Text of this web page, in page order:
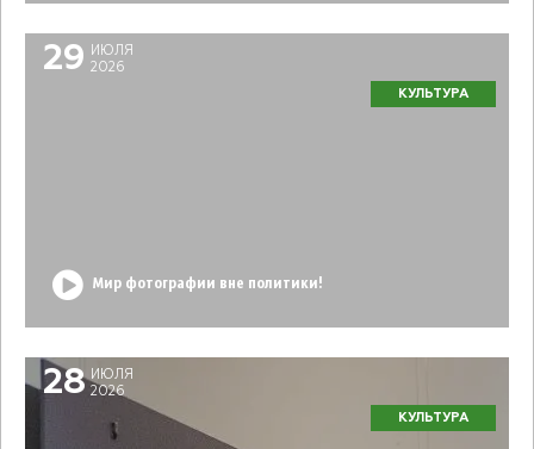
29
ИЮЛЯ
2026
КУЛЬТУРА
Мир фотографии вне политики!
28 ИЮЛЯ
2026
КУЛЬТУРА